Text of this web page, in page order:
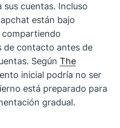
sus cuentas. Incluso
están bajo
compartiendo
de contacto antes de
SegúnThe
inicial podría no ser
está preparado para
gradual.